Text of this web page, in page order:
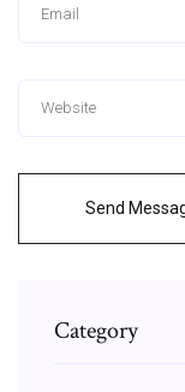
Send
Category